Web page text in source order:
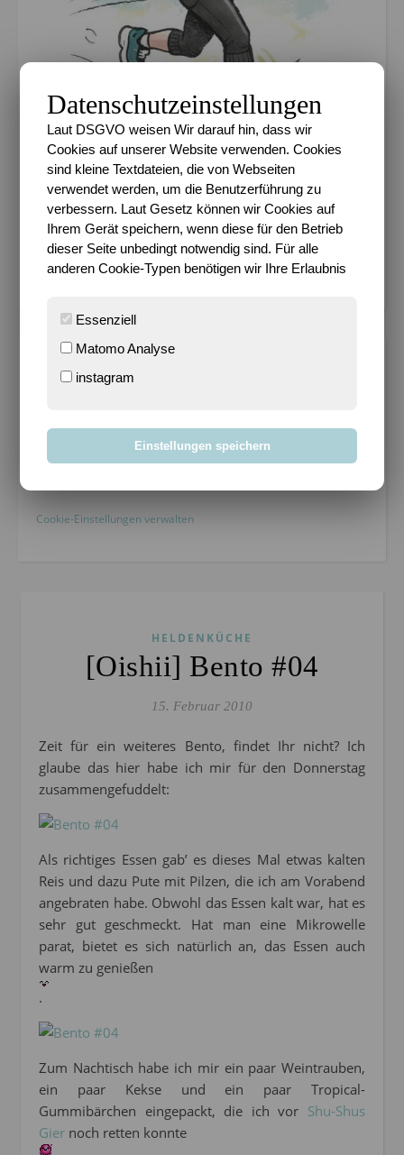
Km 2026 36.56%
Ziel 600 km in 2026
Impressum
Bloggen mit Leidenschaft seit 14.03.2004
Cookie-Einstellungen verwalten
HELDENKÜCHE
[Oishii] Bento #04
15. Februar 2010
Zeit für ein weiteres Bento, findet Ihr nicht? Ich
glaube das hier habe ich mir für den Donnerstag
zusammengefuddelt:
Als richtiges Essen gab’ es dieses Mal etwas kalten
Reis und dazu Pute mit Pilzen, die ich am Vorabend
angebraten habe. Obwohl das Essen kalt war, hat es
sehr gut geschmeckt. Hat man eine Mikrowelle
parat, bietet es sich natürlich an, das Essen auch
warm zu genießen
.
Zum Nachtisch habe ich mir ein paar Weintrauben,
ein paar Kekse und ein paar Tropical-
Gummibärchen eingepackt, die ich vor Shu-Shus
Gier noch retten konnte
Datenschutzeinstellungen
Laut DSGVO weisen Wir darauf hin, dass wir
Cookies auf unserer Website verwenden. Cookies
sind kleine Textdateien, die von Webseiten
verwendet werden, um die Benutzerführung zu
verbessern. Laut Gesetz können wir Cookies auf
Ihrem Gerät speichern, wenn diese für den Betrieb
dieser Seite unbedingt notwendig sind. Für alle
anderen Cookie-Typen benötigen wir Ihre Erlaubnis
Essenziell
Matomo Analyse
instagram
Einstellungen speichern